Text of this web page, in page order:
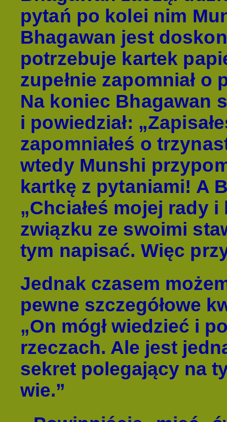
pytań po kolei nim
Bhagawan jest
potrzebuje kartek
zupełnie zapomniał
Na koniec Bhagawan
i powiedział:
zapomniałeś o
wtedy Munshi
kartkę z pytaniami! A
„Chciałeś mojej rady i
związku ze swoimi
tym napisać. Więc
Jednak czasem
pewne szczegółowe
„On mógł wiedzieć i
rzeczach. Ale jest
sekret polegający na
wie.”